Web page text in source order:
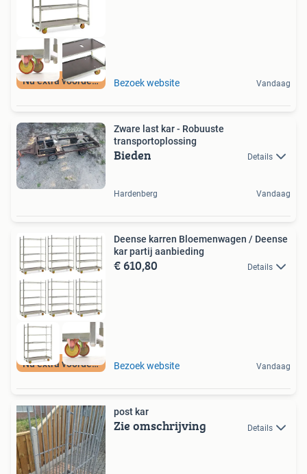
Nu extra voordeel Bezoek website Vandaag
Zware last kar - Robuuste
transportoplossing
Bieden Details
Hardenberg Vandaag
Nu extra voordeel
Deense karren Bloemenwagen / Deense
kar partij aanbieding
€ 610,80 Details
Bezoek website Vandaag
post kar
Zie omschrijving Details